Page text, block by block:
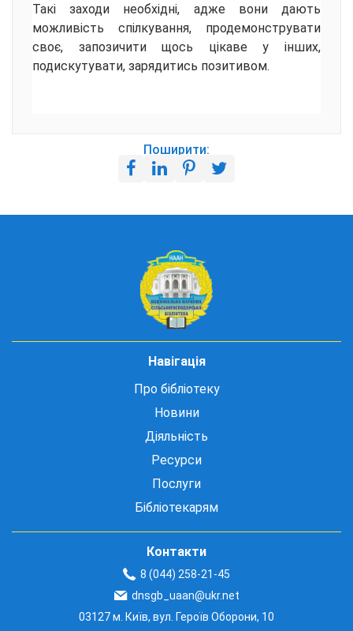
Такі заходи необхідні, адже вони дають
можливість спілкування, продемонструвати
своє, запозичити щось цікаве у інших,
подискутувати, зарядитись позитивом.
Поширити:
Навігація
Про бібліотеку
Новини
Діяльність
Ресурси
Послуги
Бібліотекарям
Контакти
8 (044) 258-21-45
dnsgb_uaan@ukr.net
03127 м. Київ, вул. Героїв Оборони, 10